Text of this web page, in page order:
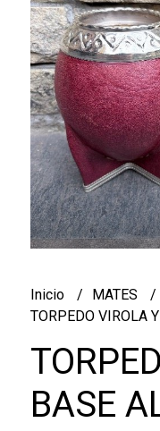
Inicio
MATES
TORPEDO VIROLA
BASE